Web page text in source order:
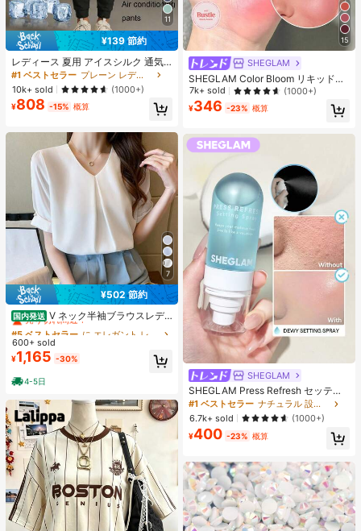
11
¥139 節約
レディース 夏用 アイスシルク 通気
性 ランニングパンツ、速乾 軽量 ス
ポーツパンツ ジッパーポケット & ウ
エストバンド付き フィットネス & ジ
ョギング用 ブラック、アスレジャー
#1 ベストセラー
プレーン レディースパンツ
10k+ sold
(1000+)
¥808 -15% 概算
7
¥502 節約
国内発送 V ネック半袖ブラウスレデ
ィース 前タックロールスリーブパー
ルボタンドレープゆったり肉隠しオ
フィス万能シフォントップス
#5 ベストセラー
に エレガント レディーストップス
売り切れ間近！
#5 ベストセラー
売り切れ間近！
#5 ベストセラー
売り切れ間近！
#5 ベストセラー
に エレガント レディーストップス
600+ sold
¥1,165 -30%
4-5日
15
SHEGLAM
SHEGLAM Color Bloom リキッドチ
ークマット仕上げ-Love Cake チー
ク 女性と女の子のためのブランドビ
ューティーコスメメイクアップ
7k+ sold (1000+)
¥346 -23% 概算
SHEGLAM
SHEGLAM Press Refresh セッティ
ングスプレー 女性と女の子のための
ブランドビューティーコスメメイク
アップ
#1 ベストセラー
ナチュラル 設定スプレー
6.7k+ sold
(1000+)
¥400 -23% 概算